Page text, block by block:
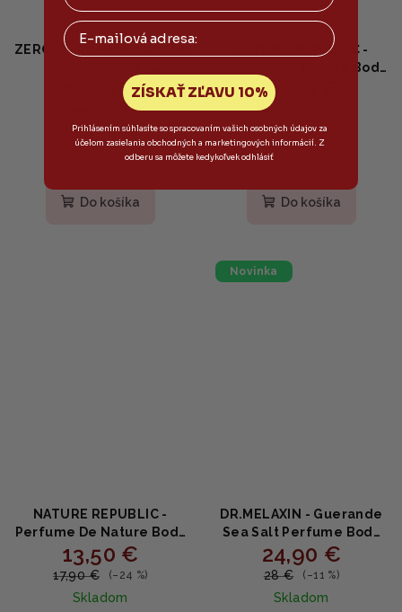
ZEROID - Intensive Lotion
hydratačné mlieko
27,50 €
(–21 %)
Skladom
Priemerné
produktu
Do košíka
NATURE REPUBLIC -
Perfume De Nature Body
Lotion SUNSHINE BERRY
- Parfumované telové
mlieko s centellou a
ceramidmi 345ml
13,50 €
17,90 €
Skladom
Do košíka
NATURE REPUBLIC -
Perfume De Nature Body
Lotion ALL DAY LILY -
Parfumované telové
mlieko s ľaliou a
centellou 345ml
13,50 €
17,90 € (–24 %)
Skladom
Novinka
DR.MELAXIN - Guerande
Sea Salt Perfume Body
Scrub Dark Amber &
Vanilla - Telový peeling s
a BHA 450g
24,90 €
28 € (–11 %)
Skladom
Email
ZÍSKAŤ ZĽAVU 10%
Prihlásením súhlasíte so spracovaním vašich osobných údajov za
účelom zasielania obchodných a marketingových informácií. Z
odberu sa môžete kedykoľvek odhlásiť